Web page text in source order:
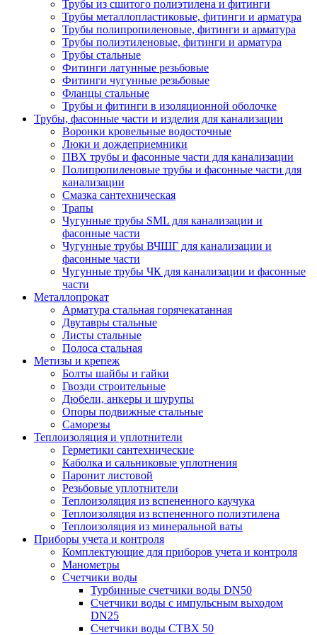
Трубы из сшитого полиэтилена и фитинги
Трубы металлопластиковые, фитинги и арматура
Трубы полипропиленовые, фитинги и арматура
Трубы полиэтиленовые, фитинги и арматура
Трубы стальные
Фитинги латунные резьбовые
Фитинги чугунные резьбовые
Фланцы стальные
Трубы и фитинги в изоляционной оболочке
Трубы, фасонные части и изделия для канализации
Воронки кровельные водосточные
Люки и дождеприемники
ПВХ трубы и фасонные части для канализации
Полипропиленовые трубы и фасонные части для
канализации
Смазка сантехническая
Трапы
Чугунные трубы SML для канализации и
фасонные части
Чугунные трубы ВЧШГ для канализации и
фасонные части
Чугунные трубы ЧК для канализации и фасонные
части
Металлопрокат
Арматура стальная горячекатанная
Двутавры стальные
Листы стальные
Полоса стальная
Метизы и крепеж
Болты шайбы и гайки
Гвозди строительные
Дюбели, анкеры и шурупы
Опоры подвижные стальные
Саморезы
Теплоизоляция и уплотнители
Герметики сантехнические
Каболка и сальниковые уплотнения
Паронит листовой
Резьбовые уплотнители
Теплоизоляция из вспененного каучука
Теплоизоляция из вспененного полиэтилена
Теплоизоляция из минеральной ваты
Приборы учета и контроля
Комплектующие для приборов учета и контроля
Манометры
Счетчики воды
Турбинные счетчики воды DN50
Счетчики воды с импульсным выходом
DN25
Счетчики воды СТВХ 50